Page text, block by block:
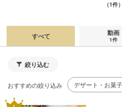
（1件）
すべて 動画
1件
絞り込む
おすすめの絞り込み デザート・お菓子